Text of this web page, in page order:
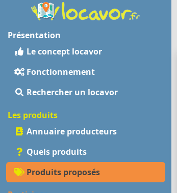
Présentation
Le concept locavor
Fonctionnement
Rechercher un locavor
Les produits
Annuaire producteurs
Quels produits
Produits proposés